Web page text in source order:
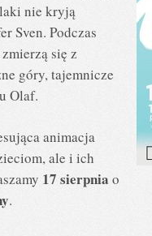
nie kryją
Sven. Podczas
się z
góry, tajemnicze
Olaf.
animacja
ale i ich
17 sierpnia o
.